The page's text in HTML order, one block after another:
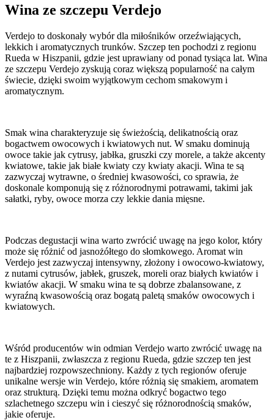
Wina ze szczepu Verdejo
Verdejo to doskonały wybór dla miłośników orzeźwiających,
lekkich i aromatycznych trunków. Szczep ten pochodzi z regionu
Rueda w Hiszpanii, gdzie jest uprawiany od ponad tysiąca lat. Wina
ze szczepu Verdejo zyskują coraz większą popularność na całym
świecie, dzięki swoim wyjątkowym cechom smakowym i
aromatycznym.
Smak wina charakteryzuje się świeżością, delikatnością oraz
bogactwem owocowych i kwiatowych nut. W smaku dominują
owoce takie jak cytrusy, jabłka, gruszki czy morele, a także akcenty
kwiatowe, takie jak białe kwiaty czy kwiaty akacji. Wina te są
zazwyczaj wytrawne, o średniej kwasowości, co sprawia, że
doskonale komponują się z różnorodnymi potrawami, takimi jak
sałatki, ryby, owoce morza czy lekkie dania mięsne.
Podczas degustacji wina warto zwrócić uwagę na jego kolor, który
może się różnić od jasnożółtego do słomkowego. Aromat win
Verdejo jest zazwyczaj intensywny, złożony i owocowo-kwiatowy,
z nutami cytrusów, jabłek, gruszek, moreli oraz białych kwiatów i
kwiatów akacji. W smaku wina te są dobrze zbalansowane, z
wyraźną kwasowością oraz bogatą paletą smaków owocowych i
kwiatowych.
Wśród producentów win odmian Verdejo warto zwrócić uwagę na
te z Hiszpanii, zwłaszcza z regionu Rueda, gdzie szczep ten jest
najbardziej rozpowszechniony. Każdy z tych regionów oferuje
unikalne wersje win Verdejo, które różnią się smakiem, aromatem
oraz strukturą. Dzięki temu można odkryć bogactwo tego
szlachetnego szczepu win i cieszyć się różnorodnością smaków,
jakie oferuje.